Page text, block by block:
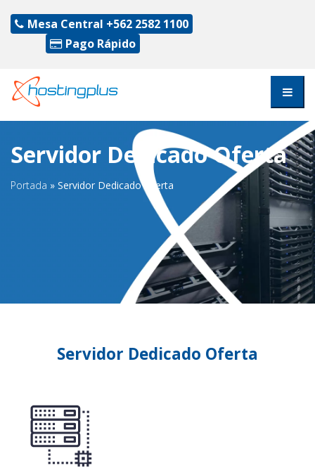
Mesa Central +562 2582 1100
Pago Rápido
Servidor Dedicado Oferta
Portada » Servidor Dedicado Oferta
Servidor Dedicado Oferta